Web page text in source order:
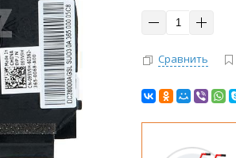
Сравнить